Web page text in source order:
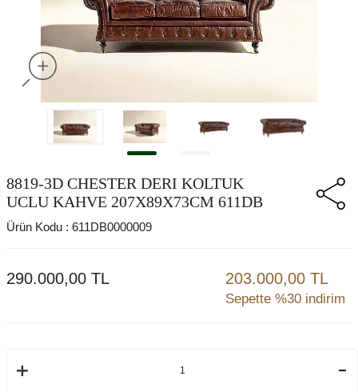
8819-3D CHESTER DERI KOLTUK
UCLU KAHVE 207X89X73CM 611DB
Ürün Kodu : 611DB0000009
290.000,00 TL 203.000,00 TL
Sepette %30 indirim